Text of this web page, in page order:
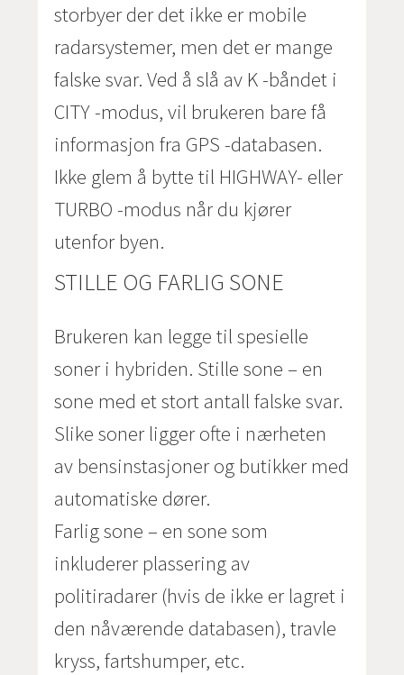
storbyer der det ikke er mobile
radarsystemer, men det er mange
falske svar. Ved å slå av K -båndet i
CITY -modus, vil brukeren bare få
informasjon fra GPS -databasen.
Ikke glem å bytte til HIGHWAY- eller
TURBO -modus når du kjører
utenfor byen.
STILLE OG FARLIG SONE
Brukeren kan legge til spesielle
soner i hybriden. Stille sone – en
sone med et stort antall falske svar.
Slike soner ligger ofte i nærheten
av bensinstasjoner og butikker med
automatiske dører.
Farlig sone – en sone som
inkluderer plassering av
politiradarer (hvis de ikke er lagret i
den nåværende databasen), travle
kryss, fartshumper, etc.